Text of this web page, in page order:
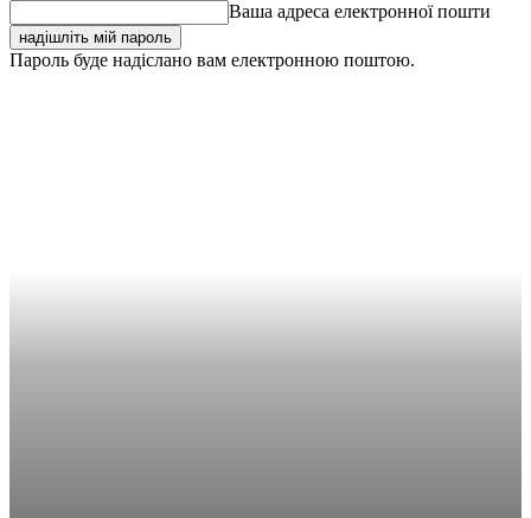
Ваша адреса електронної пошти
Пароль буде надіслано вам електронною поштою.